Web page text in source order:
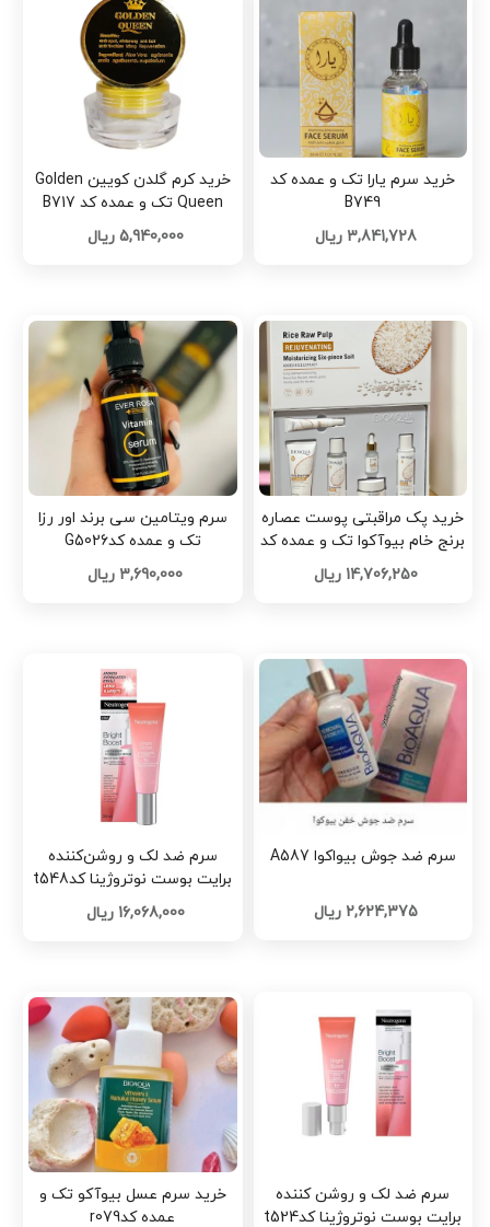
خرید سرم یارا تک و عمده کد
B749
3,841,728 ریال
خرید کرم گلدن کویین Golden
Queen تک و عمده کد B717
5,940,000 ریال
خرید پک مراقبتی پوست عصاره
برنج خام بیوآکوا تک و عمده کد
Z2247
14,706,250 ریال
سرم ویتامین سی برند اور رزا
تک و عمده کدG5026
3,690,000 ریال
سرم ضد جوش بیواکوا A587
2,624,375 ریال
سرم ضد لک و روشن‌کننده
برایت بوست نوتروژینا کدt548
16,068,000 ریال
سرم ضد لک و روشن کننده
برایت بوست نوتروژینا کدt524
خرید سرم عسل بیوآکو تک و
عمده کدr079